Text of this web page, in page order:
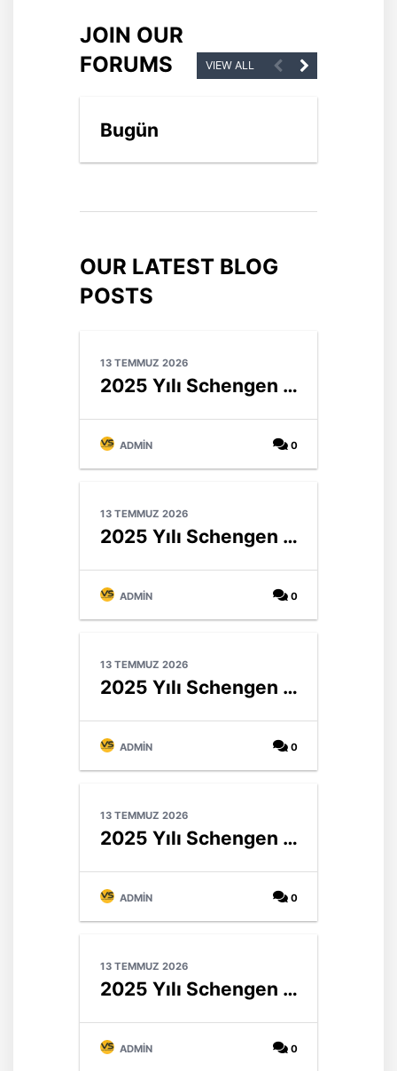
JOIN OUR
FORUMS
VIEW ALL
Bugün
OUR LATEST BLOG
POSTS
13 TEMMUZ 2026
2025 Yılı Schengen Vizesi İstatistikleri & Güneydoğu Avrupa Ülkeleri (Balkanlar)
ADMIN 0
13 TEMMUZ 2026
2025 Yılı Schengen Vizesi İstatistikleri & Baltık Ülkeleri
ADMIN 0
13 TEMMUZ 2026
2025 Yılı Schengen Vizesi İstatistikleri & Benelüks Ülkeleri
ADMIN 0
13 TEMMUZ 2026
2025 Yılı Schengen Vizesi İstatistikleri & Kuzey Avrupa Ülkeleri (Nordik/İskandinav)
ADMIN 0
13 TEMMUZ 2026
2025 Yılı Schengen Vizesi İstatistikleri & Orta Avrupa Ülkeleri
ADMIN 0